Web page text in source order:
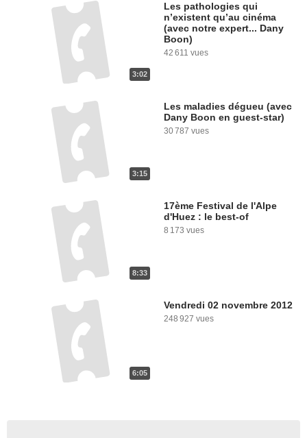
3:02
Les pathologies qui
n’existent qu’au cinéma
(avec notre expert... Dany
Boon)
42 611 vues
3:15
Les maladies dégueu (avec
Dany Boon en guest-star)
30 787 vues
8:33
17ème Festival de l'Alpe
d'Huez : le best-of
8 173 vues
6:05
Vendredi 02 novembre 2012
248 927 vues